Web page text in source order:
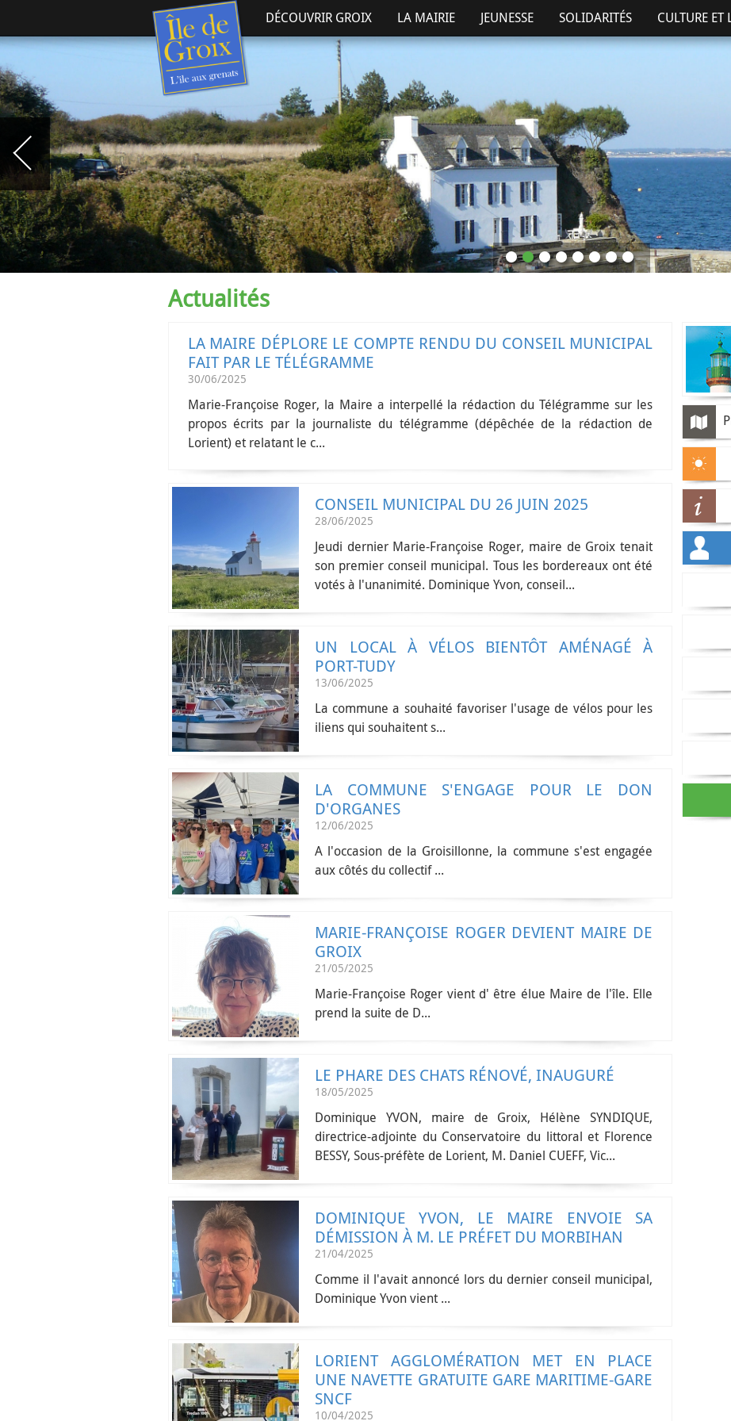
DÉCOUVRIR GROIX LA MAIRIE JEUNESSE SOLIDARITÉS CULTURE ET
Actualités
LA MAIRE DÉPLORE LE COMPTE RENDU DU CONSEIL MUNICIPAL
FAIT PAR LE TÉLÉGRAMME
30/06/2025
Marie-Françoise Roger, la Maire a interpellé la rédaction du Télégramme sur les
propos écrits par la journaliste du télégramme (dépêchée de la rédaction de
Lorient) et relatant le c...
CONSEIL MUNICIPAL DU 26 JUIN 2025
28/06/2025
Jeudi dernier Marie-Françoise Roger, maire de Groix tenait
son premier conseil municipal. Tous les bordereaux ont été
votés à l'unanimité. Dominique Yvon, conseil...
UN LOCAL À VÉLOS BIENTÔT AMÉNAGÉ À
PORT-TUDY
13/06/2025
La commune a souhaité favoriser l'usage de vélos pour les
iliens qui souhaitent s...
LA COMMUNE S'ENGAGE POUR LE DON
D'ORGANES
12/06/2025
A l'occasion de la Groisillonne, la commune s'est engagée
aux côtés du collectif ...
MARIE-FRANÇOISE ROGER DEVIENT MAIRE DE
GROIX
21/05/2025
Marie-Françoise Roger vient d' être élue Maire de l'île. Elle
prend la suite de D...
LE PHARE DES CHATS RÉNOVÉ, INAUGURÉ
18/05/2025
Dominique YVON, maire de Groix, Hélène SYNDIQUE,
directrice-adjointe du Conservatoire du littoral et Florence
BESSY, Sous-préfète de Lorient, M. Daniel CUEFF, Vic...
DOMINIQUE YVON, LE MAIRE ENVOIE SA
DÉMISSION À M. LE PRÉFET DU MORBIHAN
21/04/2025
Comme il l'avait annoncé lors du dernier conseil municipal,
Dominique Yvon vient ...
LORIENT AGGLOMÉRATION MET EN PLACE
UNE NAVETTE GRATUITE GARE MARITIME-GARE
SNCF
10/04/2025